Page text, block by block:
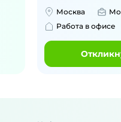
Москва
Работа в офисе